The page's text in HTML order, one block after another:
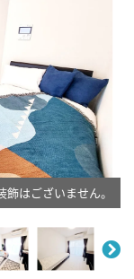
はございません。